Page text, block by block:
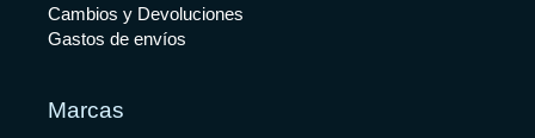
Cambios y Devoluciones
Gastos de envíos
Marcas